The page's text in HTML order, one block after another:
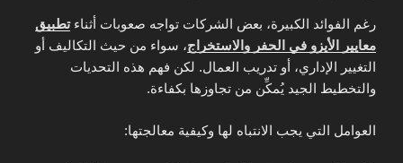
رغم الفوائد الكبيرة، بعض الشركات تواجه صعوبات أثناءتطبيق
معايير الأيزو في الحفر والاستخراج، سواء من حيث التكاليف أو
التغيير الإداري، أو تدريب العمال. لكن فهم هذه التحديات
والتخطيط الجيد يُمكِّن من تجاوزها بكفاءة.
العوامل التي يجب الانتباه لها وكيفية معالجتها: